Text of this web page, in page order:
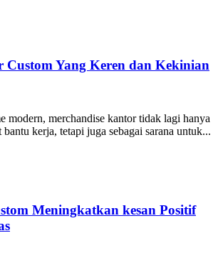
Custom Yang Keren dan Kekinian
modern, merchandise kantor tidak lagi hanya
bantu kerja, tetapi juga sebagai sarana untuk...
Meningkatkan kesan Positif